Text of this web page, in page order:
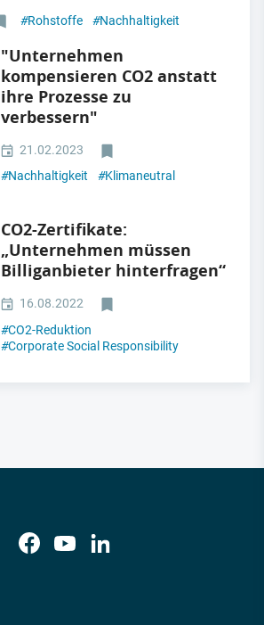
#Rohstoffe #Nachhaltigkeit
"Unternehmen
kompensieren CO2 anstatt
ihre Prozesse zu
verbessern"
21.02.2023
#Nachhaltigkeit #Klimaneutral
CO2-Zertifikate:
„Unternehmen müssen
Billiganbieter hinterfragen“
16.08.2022
#CO2-Reduktion
#Corporate Social Responsibility